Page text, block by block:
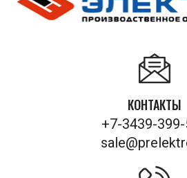
КОНТАКТЫ
+7-3439-